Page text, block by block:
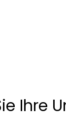
Ihre